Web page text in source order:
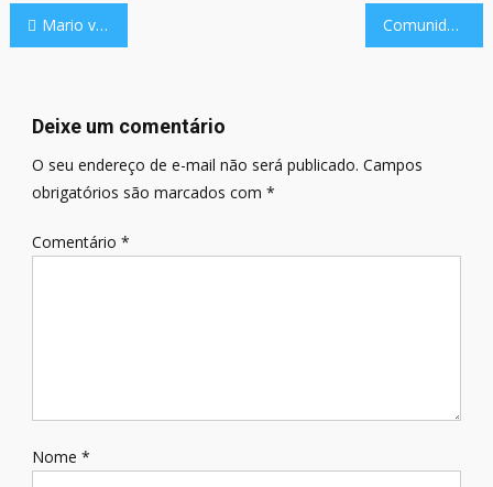
Navegação
Post
Mario vs. Donkey Kong, clássico do GBA, chega em fevereiro para Switch Comunidade Mega Drive publica o mistério sobre o logo do Dreamcast
Deixe um comentário
O seu endereço de e-mail não será publicado. Campos
obrigatórios são marcados com *
Comentário *
Nome *